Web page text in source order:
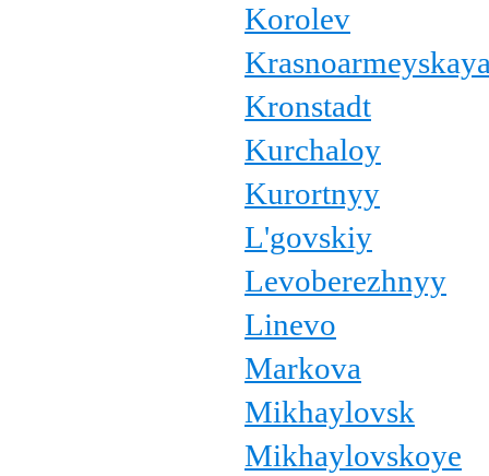
Korolev
Kronstadt
Kurchaloy
Kurortnyy
L'govskiy
Levoberezhnyy
Linevo
Markova
Mikhaylovsk
Mikhaylovskoye